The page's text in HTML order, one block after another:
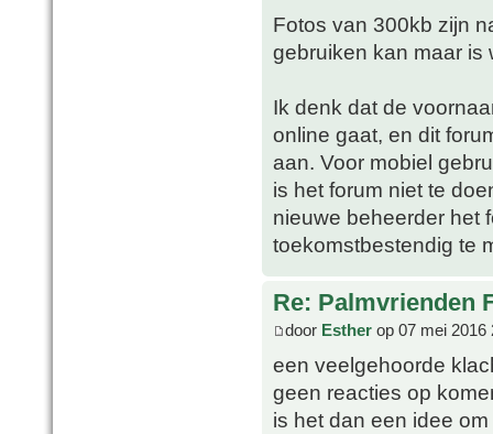
Fotos van 300kb zijn
gebruiken kan maar is
Ik denk dat de
online gaat, en dit
aan. Voor mobiel
is het forum niet te
nieuwe beheerder het
toekomstbestendig te
Re: Palmvrienden
door Esther op 07 mei 2016
een veelgehoorde
geen reacties op
is het dan een idee